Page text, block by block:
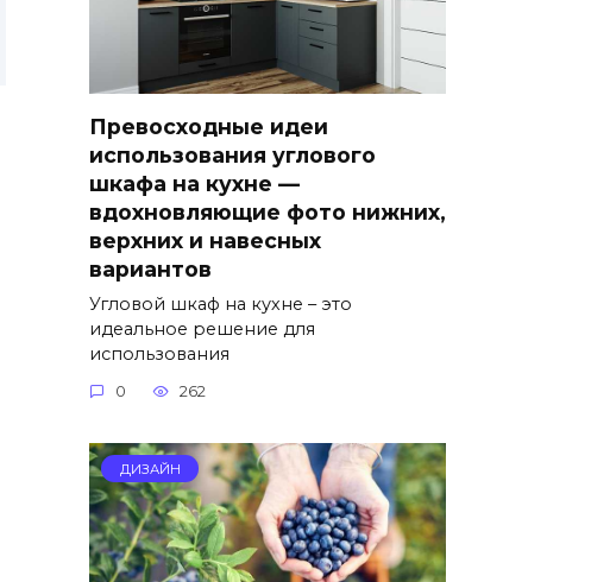
Превосходные идеи
использования углового
шкафа на кухне —
вдохновляющие фото нижних,
верхних и навесных
вариантов
Угловой шкаф на кухне – это
идеальное решение для
использования
0 262
ДИЗАЙН